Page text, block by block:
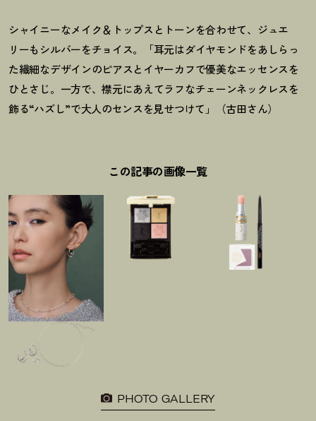
シャイニーなメイク＆トップスとトーンを合わせて、ジュエ
リーもシルバーをチョイス。「耳元はダイヤモンドをあしらっ
た繊細なデザインのピアスとイヤーカフで優美なエッセンスを
ひとさじ。一方で、襟元にあえてラフなチェーンネックレスを
飾る“ハズし”で大人のセンスを見せつけて」（古田さん）
この記事の画像一覧
PHOTO GALLERY